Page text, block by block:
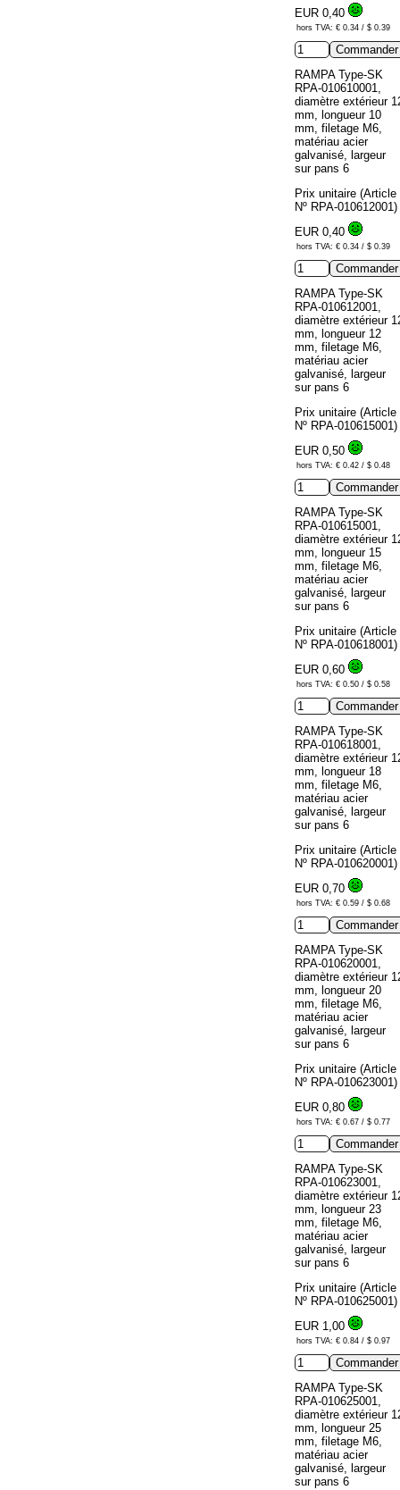
EUR 0,40
hors TVA: € 0.34 / $ 0.39
RAMPA Type-SK
RPA-010610001,
diamètre extérieur
mm, longueur 10
mm, filetage M6,
matériau acier
galvanisé, largeur
sur pans 6
Prix unitaire (Article
Nº RPA-010612001)
EUR 0,40
hors TVA: € 0.34 / $ 0.39
RAMPA Type-SK
RPA-010612001,
diamètre extérieur
mm, longueur 12
mm, filetage M6,
matériau acier
galvanisé, largeur
sur pans 6
Prix unitaire (Article
Nº RPA-010615001)
EUR 0,50
hors TVA: € 0.42 / $ 0.48
RAMPA Type-SK
RPA-010615001,
diamètre extérieur
mm, longueur 15
mm, filetage M6,
matériau acier
galvanisé, largeur
sur pans 6
Prix unitaire (Article
Nº RPA-010618001)
EUR 0,60
hors TVA: € 0.50 / $ 0.58
RAMPA Type-SK
RPA-010618001,
diamètre extérieur
mm, longueur 18
mm, filetage M6,
matériau acier
galvanisé, largeur
sur pans 6
Prix unitaire (Article
Nº RPA-010620001)
EUR 0,70
hors TVA: € 0.59 / $ 0.68
RAMPA Type-SK
RPA-010620001,
diamètre extérieur
mm, longueur 20
mm, filetage M6,
matériau acier
galvanisé, largeur
sur pans 6
Prix unitaire (Article
Nº RPA-010623001)
EUR 0,80
hors TVA: € 0.67 / $ 0.77
RAMPA Type-SK
RPA-010623001,
diamètre extérieur
mm, longueur 23
mm, filetage M6,
matériau acier
galvanisé, largeur
sur pans 6
Prix unitaire (Article
Nº RPA-010625001)
EUR 1,00
hors TVA: € 0.84 / $ 0.97
RAMPA Type-SK
RPA-010625001,
diamètre extérieur
mm, longueur 25
mm, filetage M6,
matériau acier
galvanisé, largeur
sur pans 6